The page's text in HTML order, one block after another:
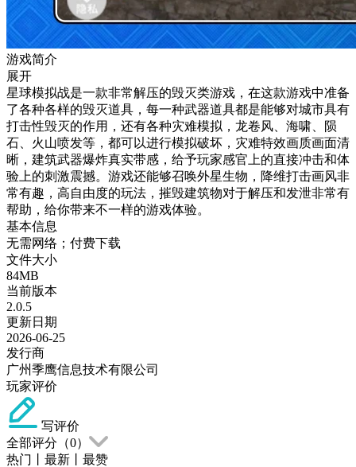
游戏简介
展开
星球模拟战是一款非常解压的毁灭类游戏，在这款游戏中准备
了各种各样的毁灭道具，每一种武器道具都是能够对城市具有
打击性毁灭的作用，还有各种灾难模拟，龙卷风、海啸、陨
石、火山喷发等，都可以进行模拟破坏，灾难特效画质画面清
晰，建筑武器爆炸真实带感，给予玩家感官上的直接冲击和体
验上的刺激震撼。游戏还能够召唤外星生物，降维打击画风非
常有趣，高自由度的玩法，摧毁建筑物对于解压和发泄非常有
帮助，给你带来不一样的游戏体验。
基本信息
无需网络；付费下载
文件大小
84MB
当前版本
2.0.5
更新日期
2026-06-25
发行商
广州季鹰信息技术有限公司
玩家评价
写评价
全部评分（0）
热门
最新
最赞